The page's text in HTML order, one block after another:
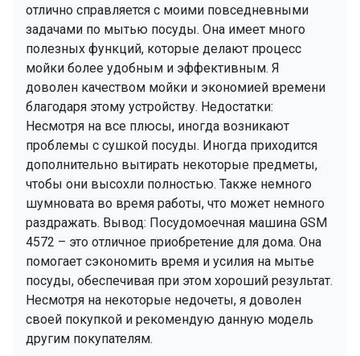
отлично справляется с моими повседневными
задачами по мытью посуды. Она имеет много
полезных функций, которые делают процесс
мойки более удобным и эффективным. Я
доволен качеством мойки и экономией времени
благодаря этому устройству. Недостатки:
Несмотря на все плюсы, иногда возникают
проблемы с сушкой посуды. Иногда приходится
дополнительно вытирать некоторые предметы,
чтобы они высохли полностью. Также немного
шумновата во время работы, что может немного
раздражать. Вывод: Посудомоечная машина GSM
4572 – это отличное приобретение для дома. Она
помогает сэкономить время и усилия на мытье
посуды, обеспечивая при этом хороший результат.
Несмотря на некоторые недочеты, я доволен
своей покупкой и рекомендую данную модель
другим покупателям.